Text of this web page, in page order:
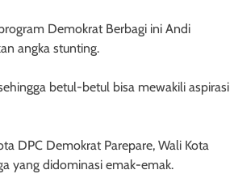
Demokrat Berbagi ini Andi
angka stunting.
betul-betul bisa mewakili aspirasi
DPC Demokrat Parepare, Wali Kota
yang didominasi emak-emak.